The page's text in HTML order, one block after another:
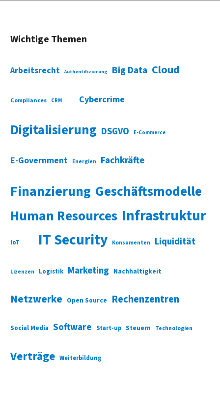
Wichtige Themen
Arbeitsrecht Authentifizierung Big Data Cloud
Compliances CRM Cybercrime
Digitalisierung DSGVO E-Commerce
E-Government Energien Fachkräfte
Finanzierung Geschäftsmodelle
Human Resources Infrastruktur
IoT IT Security Konsumenten Liquidität
Lizenzen Logistik Marketing Nachhaltigkeit
Netzwerke Open Source Rechenzentren
Social Media Software Start-up Steuern Technologien
Verträge Weiterbildung